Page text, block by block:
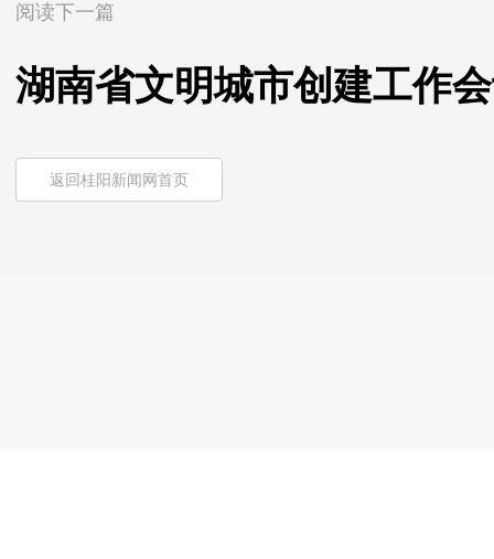
阅读下一篇
湖南省文明城市创建工作
返回桂阳新闻网首页